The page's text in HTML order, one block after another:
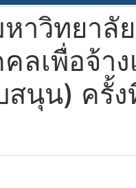
าวิทยาลั
ลเพื่อจ้า
สนุน) ครั้